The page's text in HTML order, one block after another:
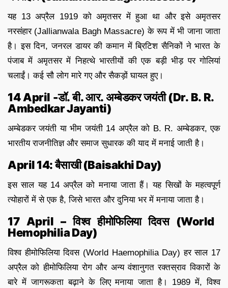
यह 13 अप्रैल 1919 को अमृतसर में हुआ था और इसे अमृतसर
नरसंहार (Jallianwala Bagh Massacre) के रूप में भी जाना जाता
है। इस दिन, जनरल डायर की कमान में ब्रिटिश सैनिकों ने भारत के
पंजाब में अमृतसर में निहत्थे भारतीयों की एक बड़ी भीड़ पर गोलियां
चलाईं। कई सौ लोग मारे गए और सैकड़ों घायल हुए।
14 April -डॉ. बी. आर. अम्बेडकर जयंती (Dr. B. R.
Ambedkar Jayanti)
अम्बेडकर जयंती या भीम जयंती 14 अप्रैल को B. R. अम्बेडकर, एक
भारतीय राजनीतिज्ञ और समाज सुधारक की याद में मनाई जाती है।
April 14: बैसाखी (Baisakhi Day)
इस साल यह 14 अप्रैल को मनाया जाता हैं। यह सिखों के महत्वपूर्ण
त्योहारों में से एक है, जिसे भारत और दुनिया भर में मनाया जाता है।
17 April – विश्व हीमोफिलिया दिवस (World
Hemophilia Day)
विश्व हीमोफिलिया दिवस (World Haemophilia Day) हर साल 17
अप्रैल को हीमोफिलिया रोग और अन्य वंशानुगत रक्तस्राव विकारों के
बारे में जागरूकता बढ़ाने के लिए मनाया जाता है। 1989 में, विश्व